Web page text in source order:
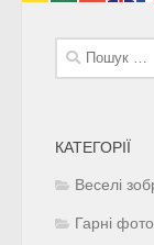
Пошук:
КАТЕГОРІЇ
Веселі
Гарні